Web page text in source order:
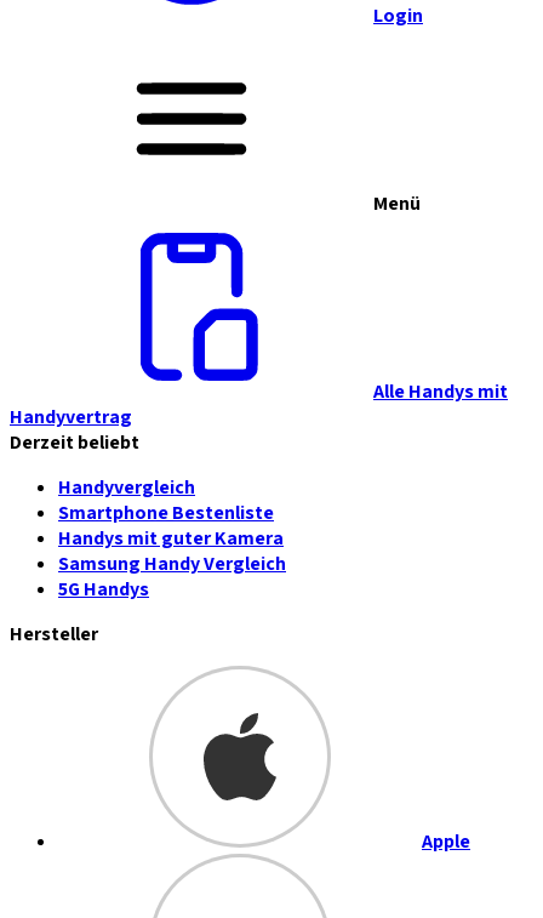
Login
Menü
Alle Handys mit
Handyvertrag
Derzeit beliebt
Handyvergleich
Smartphone Bestenliste
Handys mit guter Kamera
Samsung Handy Vergleich
5G Handys
Hersteller
Apple